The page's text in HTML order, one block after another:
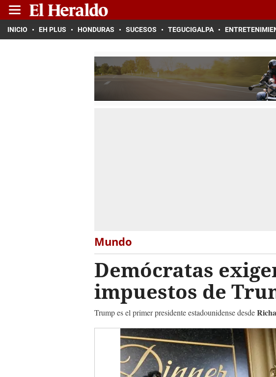
INICIO EH PLUS HONDURAS SUCESOS TEGUCIGALPA
Mundo
Demócratas
impuestos de
Trump es el primer presidente estadounidense desde